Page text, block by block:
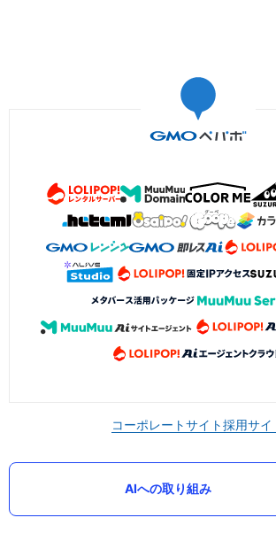
コーポレートサイト採用サイ
AIへの取り組み